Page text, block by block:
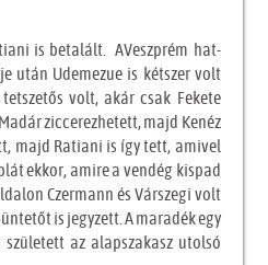
is betalált. AVeszprém hat-
után Udemezue is kétszer volt
volt, akár csak Fekete
ziccerezhetett, majd Kenéz
majd Ratiani is így tett, amivel
ekkor, amire a vendég kispad
Czermann és Várszegi volt
is jegyzett. A maradék egy
az alapszakasz utolsó